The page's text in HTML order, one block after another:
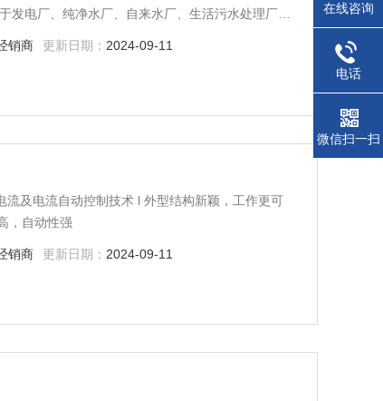
电厂、纯净水厂、自来水厂、生活污水处理厂、
销商 更新日期： 2024-09-11
技术 l 外型结构新颖，工作更可
度高，自动性强
销商 更新日期： 2024-09-11
在线咨询
电话
微信扫一扫